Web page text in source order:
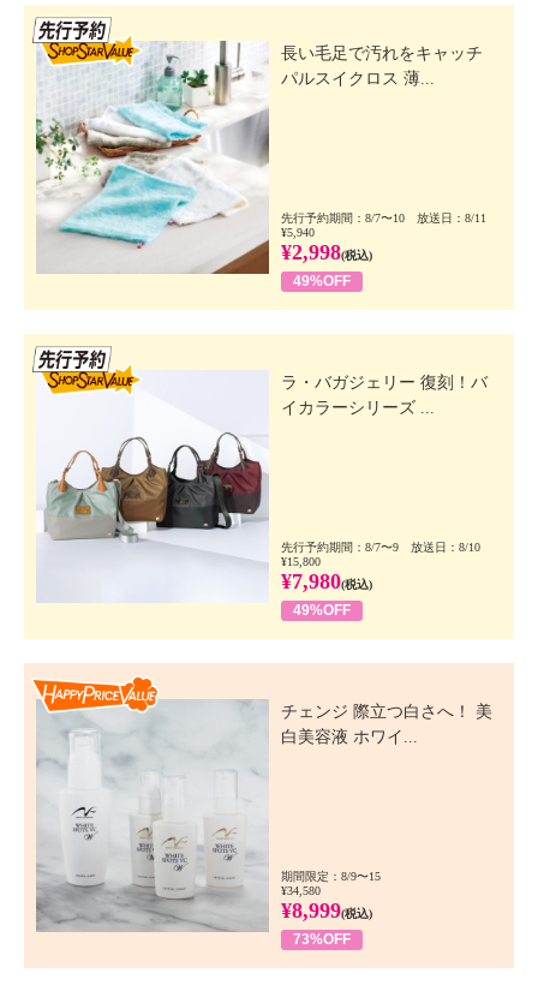
長い毛足で汚れをキャッチ
パルスイクロス 薄...
先行予約期間：8/7〜10 放送日：8/11
¥5,940
¥2,998(税込)
49%OFF
ラ・バガジェリー 復刻！バ
イカラーシリーズ ...
先行予約期間：8/7〜9 放送日：8/10
¥15,800
¥7,980(税込)
49%OFF
チェンジ 際立つ白さへ！ 美
白美容液 ホワイ...
期間限定：8/9〜15
¥34,580
¥8,999(税込)
73%OFF